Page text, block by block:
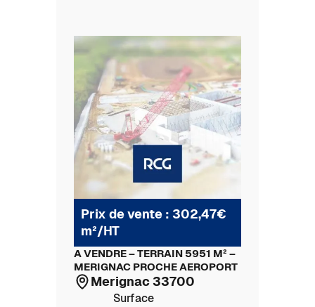
Prix de vente : 302,47€
m²/HT
A VENDRE – TERRAIN 5951 M² –
MERIGNAC PROCHE AEROPORT
Merignac 33700
Surface